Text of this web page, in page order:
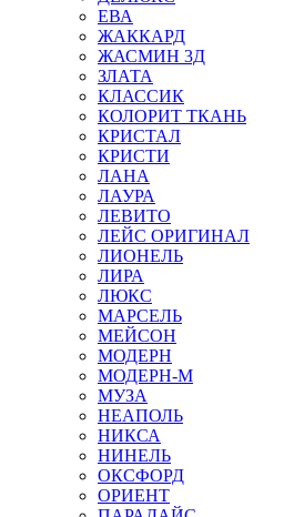
ЕВА
ЖАККАРД
ЖАСМИН 3Д
ЗЛАТА
КЛАССИК
КОЛОРИТ ТКАНЬ
КРИСТАЛ
КРИСТИ
ЛАНА
ЛАУРА
ЛЕВИТО
ЛЕЙС ОРИГИНАЛ
ЛИОНЕЛЬ
ЛИРА
ЛЮКС
МАРСЕЛЬ
МЕЙСОН
МОДЕРН
МОДЕРН-М
МУЗА
НЕАПОЛЬ
НИКСА
НИНЕЛЬ
ОКСФОРД
ОРИЕНТ